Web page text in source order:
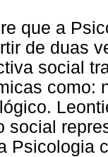
que a
de duas
social
como:
social
Psicologia